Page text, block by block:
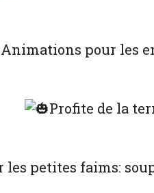
Animations pour les
Profite de la
les petites faims: